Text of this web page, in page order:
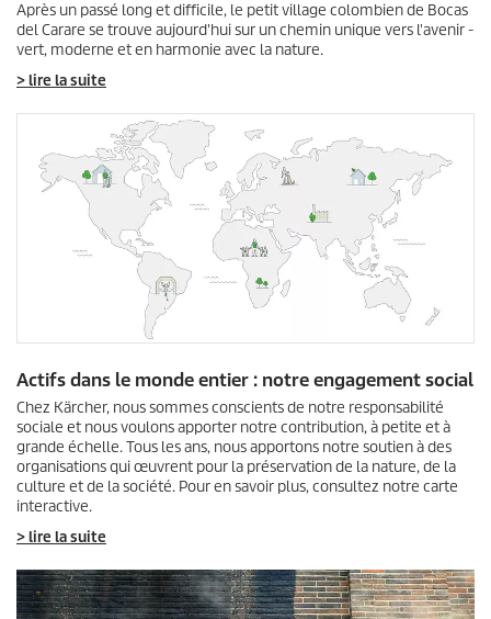
Après un passé long et difficile, le petit village colombien de Bocas
del Carare se trouve aujourd'hui sur un chemin unique vers l'avenir -
vert, moderne et en harmonie avec la nature.
> lire la suite
Actifs dans le monde entier : notre engagement social
Chez Kärcher, nous sommes conscients de notre responsabilité
sociale et nous voulons apporter notre contribution, à petite et à
grande échelle. Tous les ans, nous apportons notre soutien à des
organisations qui œuvrent pour la préservation de la nature, de la
culture et de la société. Pour en savoir plus, consultez notre carte
interactive.
> lire la suite